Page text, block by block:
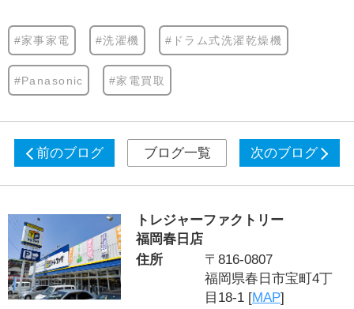
#家事家電 #洗濯機 #ドラム式洗濯乾燥機
#Panasonic #家電買取
前のブログ ブログ一覧 次のブログ
トレジャーファクトリー
福岡春日店
住所
〒816-0807
福岡県春日市宝町4丁
目18-1 [MAP]